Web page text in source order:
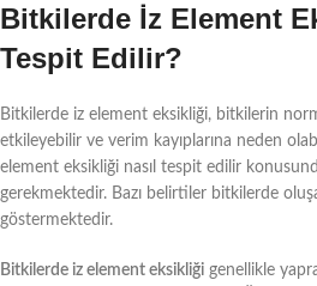
Bitkilerde İz Element
Tespit Edilir?
Bitkilerde iz element eksikliği, bitkilerin
etkileyebilir ve verim kayıplarına neden
element eksikliği nasıl tespit edilir
gerekmektedir. Bazı belirtiler bitkilerde
göstermektedir.
Bitkilerde iz element eksikliği genellikle